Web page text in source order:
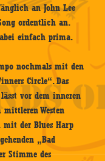
an John Lee
ordentlich an.
einfach prima.
nochmals mit den
Circle“. Das
vor dem inneren
Westen
mit der Blues Harp
„Bad
Stimme des